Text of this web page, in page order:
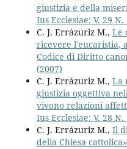
giustizia e della
Ius Ecclesiae: V. 29 N.
C. J. Errázuriz M., Le
ricevere l'eucaristia,
Codice di Diritto
(2007)
C. J. Errázuriz M., La
giustizia oggettiva
vivono relazioni
Ius Ecclesiae: V. 28 N.
C. J. Errázuriz M., Il
della Chiesa cattolica»